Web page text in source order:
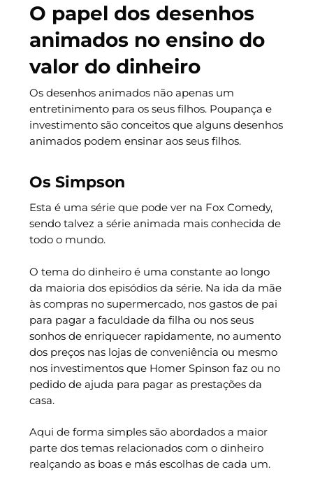
O papel dos desenhos
animados no ensino do
valor do dinheiro
Os desenhos animados não apenas um
entretinimento para os seus filhos. Poupança e
investimento são conceitos que alguns desenhos
animados podem ensinar aos seus filhos.
Os Simpson
Esta é uma série que pode ver na Fox Comedy,
sendo talvez a série animada mais conhecida de
todo o mundo.
O tema do dinheiro é uma constante ao longo
da maioria dos episódios da série. Na ida da mãe
às compras no supermercado, nos gastos de pai
para pagar a faculdade da filha ou nos seus
sonhos de enriquecer rapidamente, no aumento
dos preços nas lojas de conveniência ou mesmo
nos investimentos que Homer Spinson faz ou no
pedido de ajuda para pagar as prestações da
casa.
Aqui de forma simples são abordados a maior
parte dos temas relacionados com o dinheiro
realçando as boas e más escolhas de cada um.